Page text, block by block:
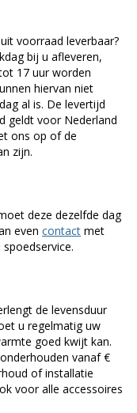
voorraad leverbaar?
bij u afleveren,
17 uur worden
hiervan niet
al is. De levertijd
geldt voor Nederland
ons op of de
zijn.
deze dezelfde dag
even contact met
de levensduur
u regelmatig uw
goed kwijt kan.
vanaf €
of installatie
voor alle accessoires